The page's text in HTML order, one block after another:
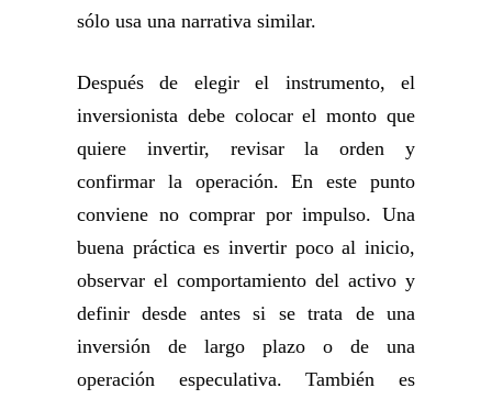
sólo usa una narrativa similar.
Después de elegir el instrumento, el
inversionista debe colocar el monto que
quiere invertir, revisar la orden y
confirmar la operación. En este punto
conviene no comprar por impulso. Una
buena práctica es invertir poco al inicio,
observar el comportamiento del activo y
definir desde antes si se trata de una
inversión de largo plazo o de una
operación especulativa. También es